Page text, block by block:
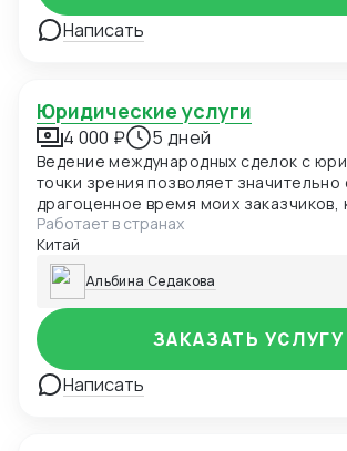
Написать
Юридические услуги
4 000 ₽ 5 дней
Ведение международных сделок с
точки зрения позволяет значительно
драгоценное время моих заказчиков,
современных предпринимателей и так
катастрофически не хватает.
переговорного процесса только с
таможенными органами занимает
сил. Предоставляю консультацию по юридическим
документам в Китае. Возможно сотрудничество от
лица российского ИП.
Работает в странах
Китай
Альбина Седакова
Написать
ЗАКАЗАТЬ УСЛУГУ